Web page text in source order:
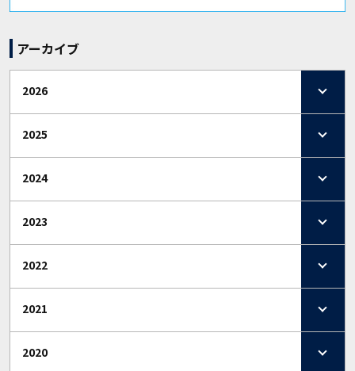
アーカイブ
2026
2025
2024
2023
2022
2021
2020